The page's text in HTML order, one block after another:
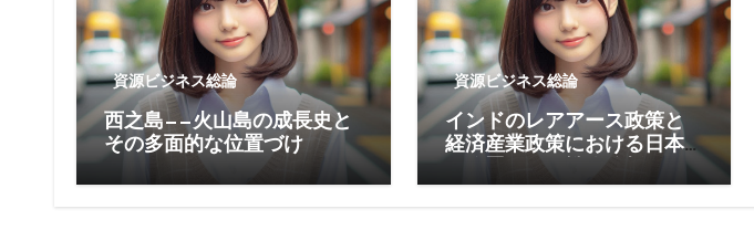
資源ビジネス総論
西之島——火山島の成長史と
その多面的な位置づけ
資源ビジネス総論
インドのレアアース政策と
経済産業政策における日本
の位置づけ・戦略分析